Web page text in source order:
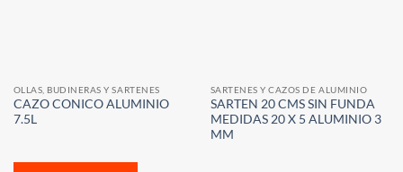
OLLAS, BUDINERAS Y SARTENES
CAZO CONICO ALUMINIO
7.5L
SARTENES Y CAZOS DE ALUMINIO
SARTEN 20 CMS SIN FUNDA
MEDIDAS 20 X 5 ALUMINIO 3
MM